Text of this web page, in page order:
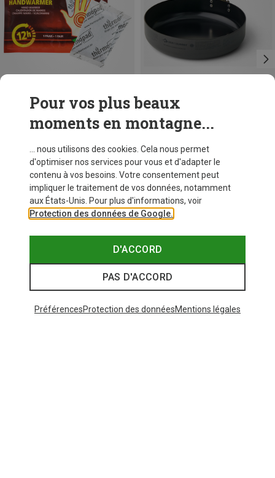
Vous économisez 15% Vous économisez 14%
Pour vos plus beaux
moments en montagne...
... nous utilisons des cookies. Cela nous permet
d'optimiser nos services pour vous et d'adapter le
contenu à vos besoins. Votre consentement peut
impliquer le traitement de vos données, notamment
aux États-Unis. Pour plus d'informations, voir
Protection des données de Google.
D'ACCORD
PAS D'ACCORD
PréférencesProtection des donnéesMentions légales